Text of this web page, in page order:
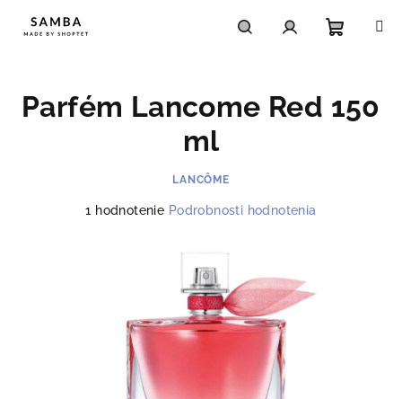
košík
Parfém Lancome Red 150
ml
LANCÔME
Priemerné
hviezdičiek.
1 hodnotenie Podrobnosti hodnotenia